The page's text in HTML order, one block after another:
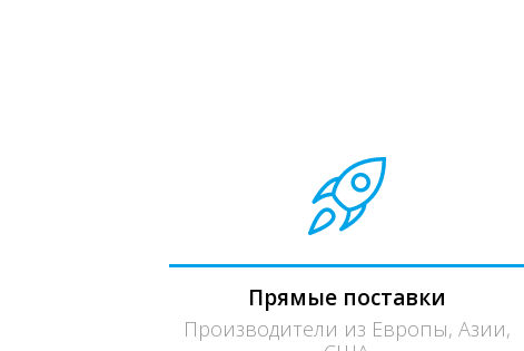
Прямые поставки
Производители из Европы, Азии,